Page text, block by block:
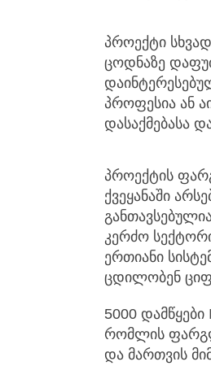
პროექტი
ცოდნაზე
პროფესია ან
დასაქმებასა
პროექტის
ქვეყანაში
კერძო
ერთიანი
ცდილობენ
5000
რომლის
და მართვის